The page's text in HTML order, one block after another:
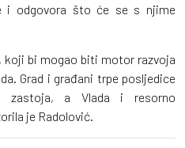
i odgovora što će se s njime
koji bi mogao biti motor razvoja
Grad i građani trpe posljedice
zastoja, a Vlada i resorno
je Radolović.